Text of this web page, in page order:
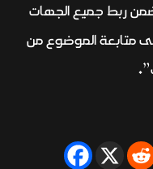
ربط جميع الجهات
متابعة الموضوع من